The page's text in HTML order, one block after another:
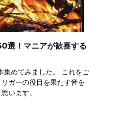
選！マニアが歓喜する
めてみました。 これをご
ガーの役目を果たす音を
います。